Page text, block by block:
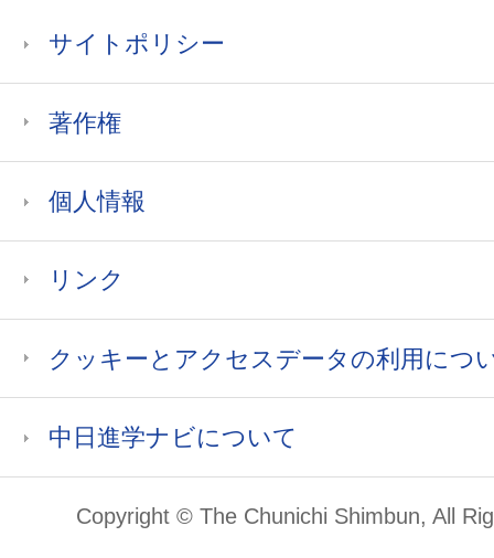
サイトポリシー
著作権
個人情報
リンク
クッキーとアクセスデータの利用につ
中日進学ナビについて
Copyright © The Chunichi Shimbun, All